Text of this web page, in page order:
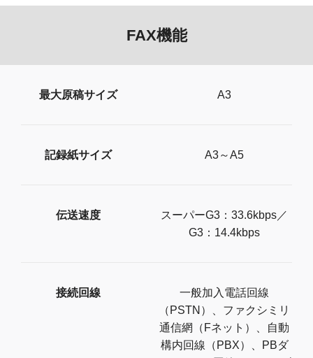
FAX機能
最大原稿サイズ A3
記録紙サイズ A3～A5
伝送速度
スーパーG3：33.6kbps／
G3：14.4kbps
接続回線
一般加入電話回線
（PSTN）、ファクシミリ
通信網（Fネット）、自動
構内回線（PBX）、PBダ